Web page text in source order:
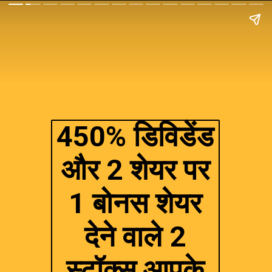
450% डिविडेंड
और 2 शेयर पर
1 बोनस शेयर
देने वाले 2